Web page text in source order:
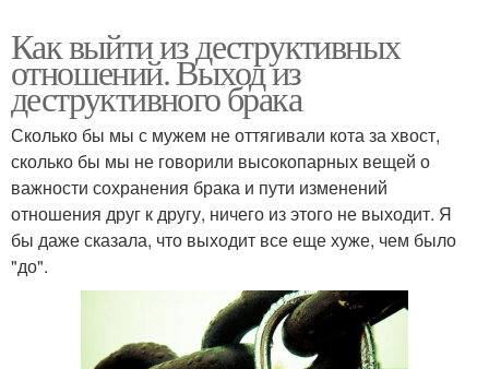
Как выйти из деструктивных
отношений. Выход из
деструктивного брака
Сколько бы мы с мужем не оттягивали кота за хвост,
сколько бы мы не говорили высокопарных вещей о
важности сохранения брака и пути изменений
отношения друг к другу, ничего из этого не выходит. Я
бы даже сказала, что выходит все еще хуже, чем было
"до".